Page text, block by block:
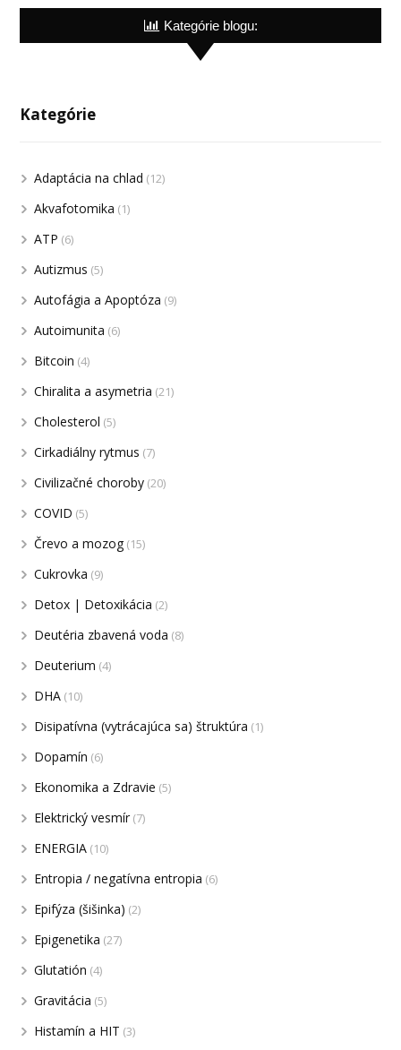
Kategórie blogu:
Kategórie
Adaptácia na chlad (12)
Akvafotomika (1)
ATP (6)
Autizmus (5)
Autofágia a Apoptóza (9)
Autoimunita (6)
Bitcoin (4)
Chiralita a asymetria (21)
Cholesterol (5)
Cirkadiálny rytmus (7)
Civilizačné choroby (20)
COVID (5)
Črevo a mozog (15)
Cukrovka (9)
Detox | Detoxikácia (2)
Deutéria zbavená voda (8)
Deuterium (4)
DHA (10)
Disipatívna (vytrácajúca sa) štruktúra (1)
Dopamín (6)
Ekonomika a Zdravie (5)
Elektrický vesmír (7)
ENERGIA (10)
Entropia / negatívna entropia (6)
Epifýza (šišinka) (2)
Epigenetika (27)
Glutatión (4)
Gravitácia (5)
Histamín a HIT (3)